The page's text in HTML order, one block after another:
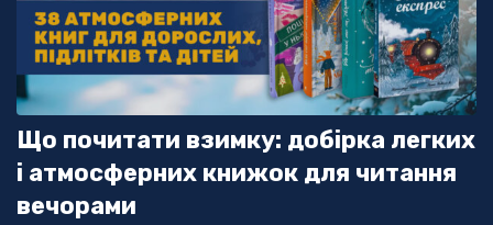
Що почитати взимку: добірка легких
і атмосферних книжок для читання
вечорами